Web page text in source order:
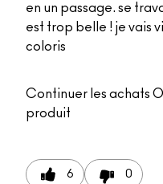
en un passage. se
est trop belle ! je vais
coloris
Continuer les achats
produit
6 0